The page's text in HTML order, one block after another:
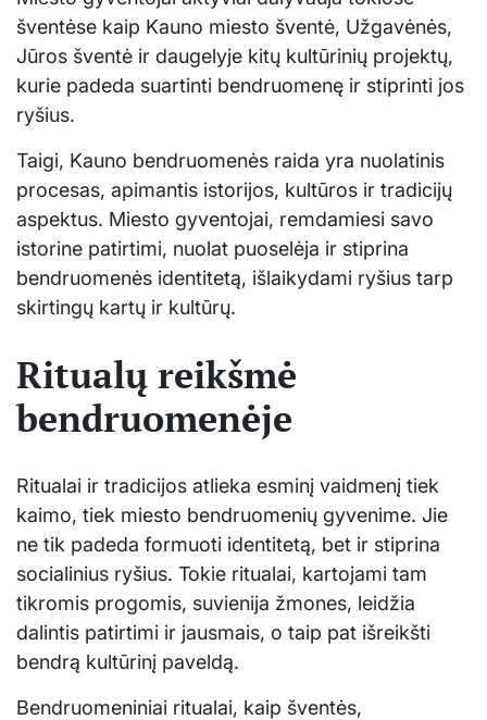
šventėse kaip Kauno miesto šventė, Užgavėnės,
Jūros šventė ir daugelyje kitų kultūrinių projektų,
kurie padeda suartinti bendruomenę ir stiprinti jos
ryšius.
Taigi, Kauno bendruomenės raida yra nuolatinis
procesas, apimantis istorijos, kultūros ir tradicijų
aspektus. Miesto gyventojai, remdamiesi savo
istorine patirtimi, nuolat puoselėja ir stiprina
bendruomenės identitetą, išlaikydami ryšius tarp
skirtingų kartų ir kultūrų.
Ritualų reikšmė
bendruomenėje
Ritualai ir tradicijos atlieka esminį vaidmenį tiek
kaimo, tiek miesto bendruomenių gyvenime. Jie
ne tik padeda formuoti identitetą, bet ir stiprina
socialinius ryšius. Tokie ritualai, kartojami tam
tikromis progomis, suvienija žmones, leidžia
dalintis patirtimi ir jausmais, o taip pat išreikšti
bendrą kultūrinį paveldą.
Bendruomeniniai ritualai, kaip šventės,